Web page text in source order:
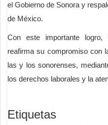
el Gobierno de Sonora y
de México.
Con este importante logro,
reafirma su compromiso con
las y los sonorenses,
los derechos laborales y la
Etiquetas